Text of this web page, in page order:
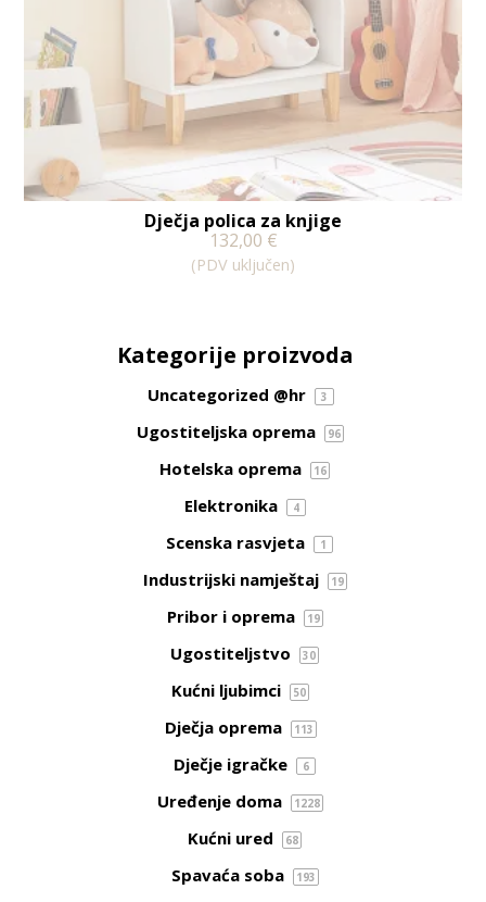
Dječja polica za knjige
132,00 €
(PDV uključen)
Kategorije proizvoda
Uncategorized @hr 3
Ugostiteljska oprema 96
Hotelska oprema 16
Elektronika 4
Scenska rasvjeta 1
Industrijski namještaj 19
Pribor i oprema 19
Ugostiteljstvo 30
Kućni ljubimci 50
Dječja oprema 113
Dječje igračke 6
Uređenje doma 1228
Kućni ured 68
Spavaća soba 193